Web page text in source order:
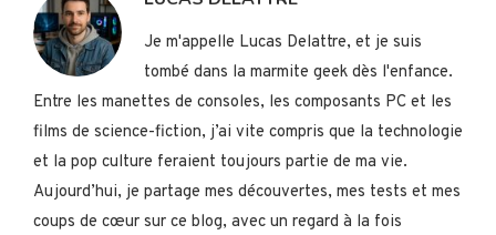
Je m'appelle Lucas Delattre, et je suis
tombé dans la marmite geek dès l'enfance.
Entre les manettes de consoles, les composants PC et les
films de science-fiction, j’ai vite compris que la technologie
et la pop culture feraient toujours partie de ma vie.
Aujourd’hui, je partage mes découvertes, mes tests et mes
coups de cœur sur ce blog, avec un regard à la fois